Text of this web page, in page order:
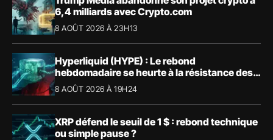
6,4 milliards avec Crypto.com
8 AOÛT 2026 À 23H13
Hyperliquid (HYPE) : Le rebond
hebdomadaire se heurte à la résistance des
57,90 $
8 AOÛT 2026 À 19H24
XRP défend le seuil de 1 $ : rebond technique
ou simple pause ?